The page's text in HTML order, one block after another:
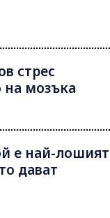
стрес
на мозъка
е най-лошият
дават